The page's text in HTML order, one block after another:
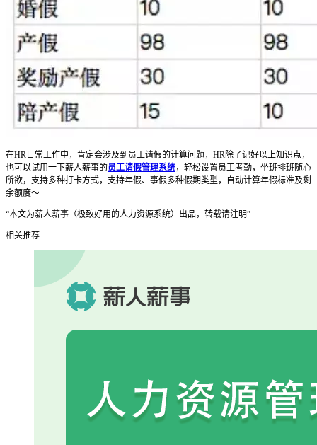
在HR日常工作中，肯定会涉及到员工请假的计算问题，HR除了记好以上知识点，
也可以试用一下薪人薪事的员工请假管理系统，轻松设置员工考勤，坐班排班随心
所欲，支持多种打卡方式，支持年假、事假多种假期类型，自动计算年假标准及剩
余额度～
“本文为薪人薪事（极致好用的人力资源系统）出品，转载请注明”
相关推荐